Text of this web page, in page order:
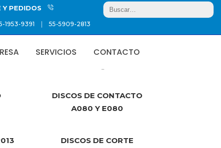
Y PEDIDOS
1953-9391 | 55-5909-2813
SERVICIOS CONTACTO
DISCOS DE CONTACTO
A080 Y E080
DISCOS DE CORTE